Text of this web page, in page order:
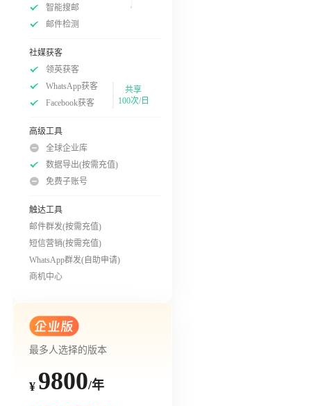
智能搜邮
邮件检测
社媒获客
领英获客
WhatsApp获客
Facebook获客
共享
100次/日
高级工具
全球企业库
数据导出(按需充值)
免费子账号
触达工具
邮件群发(按需充值)
短信营销(按需充值)
WhatsApp群发(自助申请)
商机中心
最多人选择的版本
¥ 9800/年